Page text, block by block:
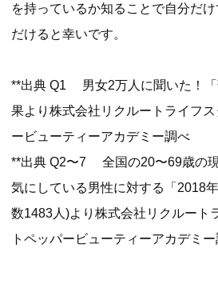
を持っているか知ることで自分だ
だけると幸いです。
**出典 Q1 男女2万人に聞いた！「
果より株式会社リクルートライフ
ービューティーアカデミー調べ
**出典 Q2〜7 全国の20〜69歳の
気にしている男性に対する「2018
数1483人)より株式会社リクルー
トペッパービューティーアカデミ